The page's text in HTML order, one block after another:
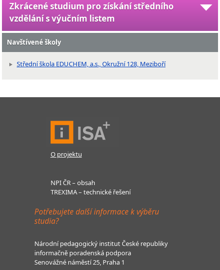
Zkrácené studium pro získání středního
vzdělání s výučním listem
Navštívené školy
Střední škola EDUCHEM, a.s., Okružní 128, Meziboří
O projektu
NPI ČR – obsah
TREXIMA – technické řešení
Potřebujete další informace k výběru
studia?
Národní pedagogický institut České republiky
informačně poradenská podpora
Senovážné náměstí 25, Praha 1